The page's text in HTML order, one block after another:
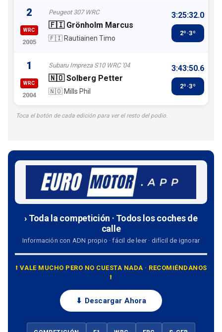
2
WRC
2005
Peugeot 307 WRC
🇫🇮 Grönholm Marcus
🇫🇮 Rautiainen Timo
3:25:32.0
2º·3º
1
WRC
2004
Subaru Impreza S10 WRC '04
🇳🇴 Solberg Petter
🇳🇴 Mills Phil
3:43:50.6
2º·3º
Toca el botón de cada edición para ver el resto del podio.
› Toda la competición · Todos los coches de
calle
Información con ADN propio · fácil de leer · difícil de ignorar
⭡ VALE MUCHO PERO NO CUESTA NADA · RECOMIÉNDANOS
⭡
⬇ Descargar Ahora